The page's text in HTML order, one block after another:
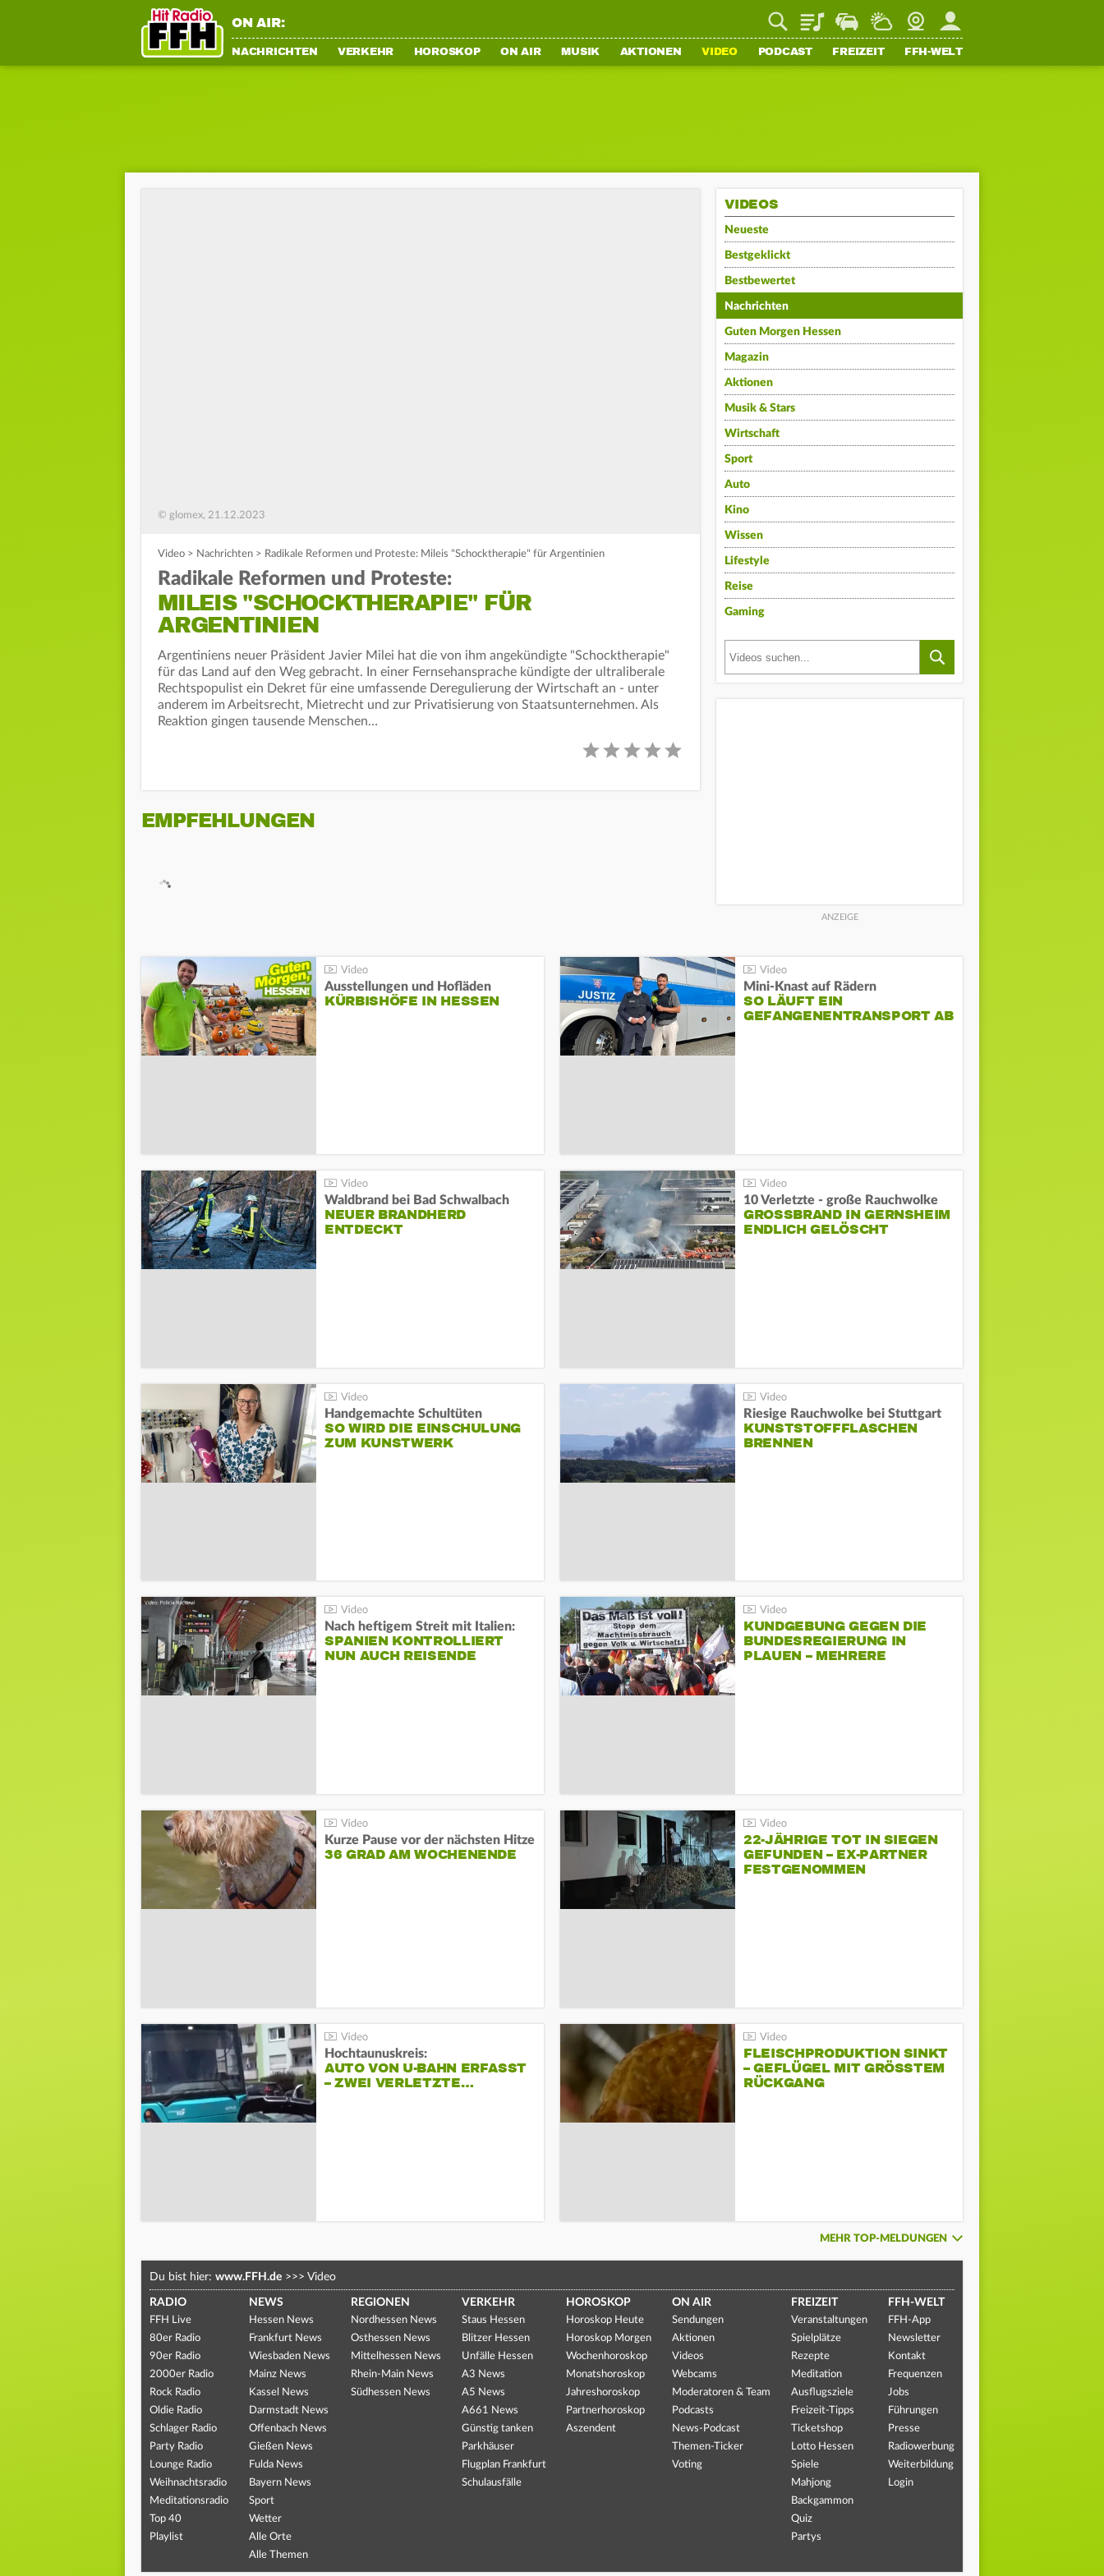
ON AIR: PlaylistStaupilotWetterWebcamMein FFH
NACHRICHTEN VERKEHR HOROSKOP ON AIR MUSIK AKTIONEN VIDEO PODCAST FREIZEIT FFH-WELT
© glomex, 21.12.2023
Video > Nachrichten > Radikale Reformen und Proteste: Mileis "Schocktherapie" für Argentinien
Radikale Reformen und Proteste:
MILEIS "SCHOCKTHERAPIE" FÜR
ARGENTINIEN
Argentiniens neuer Präsident Javier Milei hat die von ihm angekündigte "Schocktherapie"
für das Land auf den Weg gebracht. In einer Fernsehansprache kündigte der ultraliberale
Rechtspopulist ein Dekret für eine umfassende Deregulierung der Wirtschaft an - unter
anderem im Arbeitsrecht, Mietrecht und zur Privatisierung von Staatsunternehmen. Als
Reaktion gingen tausende Menschen…
EMPFEHLUNGEN
VIDEOS
Neueste
Bestgeklickt
Bestbewertet
Nachrichten
Guten Morgen Hessen
Magazin
Aktionen
Musik & Stars
Wirtschaft
Sport
Auto
Kino
Wissen
Lifestyle
Reise
Gaming
Ausstellungen und Hofläden
KÜRBISHÖFE IN HESSEN
Mini-Knast auf Rädern
SO LÄUFT EIN
GEFANGENENTRANSPORT AB
Waldbrand bei Bad Schwalbach
NEUER BRANDHERD
ENTDECKT
10 Verletzte - große Rauchwolke
GROSSBRAND IN GERNSHEIM E
NDLICH GELÖSCHT
Handgemachte Schultüten
SO WIRD DIE EINSCHULUNG
ZUM KUNSTWERK
Riesige Rauchwolke bei Stuttgart
KUNSTSTOFFFLASCHEN
BRENNEN
Nach heftigem Streit mit Italien:
SPANIEN KONTROLLIERT
NUN AUCH REISENDE
KUNDGEBUNG GEGEN DIE
BUNDESREGIERUNG IN
PLAUEN – MEHRERE
Kurze Pause vor der nächsten Hitze
36 GRAD AM WOCHENENDE
22-JÄHRIGE TOT IN SIEGEN
GEFUNDEN – EX-PARTNER
FESTGENOMMEN
Hochtaunuskreis:
AUTO VON U-BAHN ERFASST
– ZWEI VERLETZTE…
FLEISCHPRODUKTION SINKT
– GEFLÜGEL MIT GRÖSSTEM R
ÜCKGANG
MEHR TOP-MELDUNGEN
Du bist hier: www.FFH.de >>> Video
RADIO
FFH Live
80er Radio
90er Radio
2000er Radio
Rock Radio
Oldie Radio
Schlager Radio
Party Radio
Lounge Radio
Weihnachtsradio
Meditationsradio
Top 40
Playlist
NEWS
Hessen News
Frankfurt News
Wiesbaden News
Mainz News
Kassel News
Darmstadt News
Offenbach News
Gießen News
Fulda News
Bayern News
Sport
Wetter
Alle Orte
Alle Themen
REGIONEN
Nordhessen News
Osthessen News
Mittelhessen News
Rhein-Main News
Südhessen News
VERKEHR
Staus Hessen
Blitzer Hessen
Unfälle Hessen
A3 News
A5 News
A661 News
Günstig tanken
Parkhäuser
Flugplan Frankfurt
Schulausfälle
HOROSKOP
Horoskop Heute
Horoskop Morgen
Wochenhoroskop
Monatshoroskop
Jahreshoroskop
Partnerhoroskop
Aszendent
ON AIR
Sendungen
Aktionen
Videos
Webcams
Moderatoren & Team
Podcasts
News-Podcast
Themen-Ticker
Voting
FREIZEIT
Veranstaltungen
Spielplätze
Rezepte
Meditation
Ausflugsziele
Freizeit-Tipps
Ticketshop
Lotto Hessen
Spiele
Mahjong
Backgammon
Quiz
Partys
FFH-WELT
FFH-App
Newsletter
Kontakt
Frequenzen
Jobs
Führungen
Presse
Radiowerbung
Weiterbildung
Login